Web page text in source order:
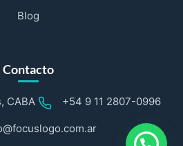
Blog
Contacto
CABA +54 9 11 2807-0996